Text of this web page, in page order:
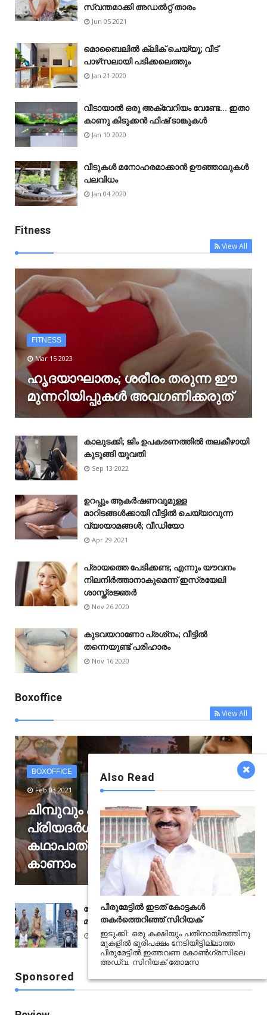
സ്വന്തമാക്കി അഡൽറ്റ് താരം
Jun 05 2021
മൊബൈലിൽ ക്ലിക് ചെയ്യൂ; വീട്
പാഴ്‌സലായി പടിക്കലെത്തും
Jan 21 2020
വീടായാൽ ഒരു അക്വേറിയം വേണ്ടേ... ഇതാ
കാണു കിടുക്കൻ ഫിഷ് ടാങ്കുകൾ
Jan 10 2020
വീടുകൾ മനോഹരമാക്കാൻ ഊഞ്ഞാലുകൾ
പലവിധം
Jan 04 2020
Fitness
View All
FITNESS
Mar 15 2023
ഹൃദയാഘാതം; ശരീരം തരുന്ന ഈ
മുന്നറിയിപ്പുകൾ അവഗണിക്കരുത്
കാലുടക്കി; ജിം ഉപകരണത്തിൽ തലകീഴായി
കുടുങ്ങി യുവതി
Sep 13 2022
ഉറപ്പും ആകർഷണവുമുള്ള
മാറിടങ്ങൾക്കായി വീട്ടിൽ ചെയ്യാവുന്ന
വ്യായാമങ്ങൾ; വീഡിയോ
Apr 29 2021
പ്രായത്തെ പേടിക്കണ്ട; എന്നും യൗവനം
നിലനിർത്താനാകുമെന്ന് ഇസ്രയേലി
ശാസ്ത്രജ്ഞർ
Nov 26 2020
കുടവയറാണോ പ്രശ്‌നം; വീട്ടിൽ
തന്നെയുണ്ട് പരിഹാരം
Nov 16 2020
Boxoffice
View All
BOXOFFICE
Feb 03 2021
ചിമ്പുവും കല്യാണി
പ്രിയദർശനും കേന്ദ്ര
കഥാപാത്രങ്ങൾ; മാനാട് ടീസർ
കാണാം
ബോക്‌സോഫീസിൽ ദുർഖർ സിനിമയെ
മലർത്തിയടിച്ച് അയ്യപ്പനും കോശിയും
Feb 27 2020
Sponsored
Also Read
പീരുമേട്ടിൽ ഇടത് കോട്ടകൾ
തകർത്തെറിഞ്ഞ് സിറിയക്
ഇടുക്കി: ഒരു കക്ഷിയും പതിനായിരത്തിനു
മുകളിൽ ഭൂരിപക്ഷം നേടിയിട്ടില്ലാത്ത
പീരുമേട്ടിൽ ഇത്തവണ കോൺഗ്രസിലെ
അഡ്വ. സിറിയക് തോമസ